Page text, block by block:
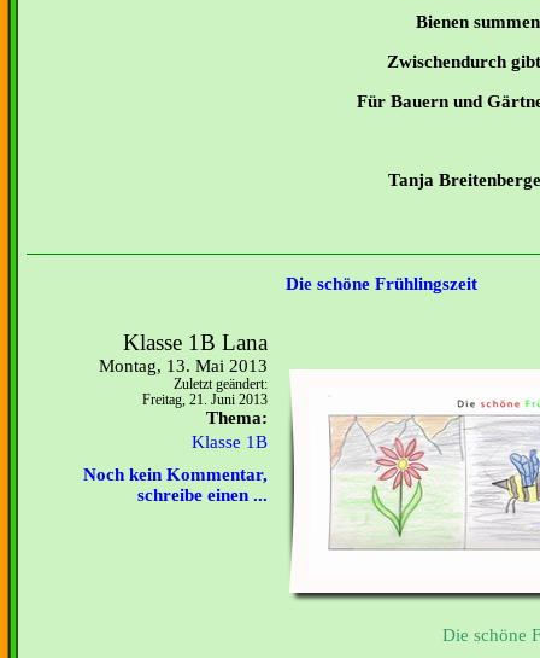
Bienen
Zwischendurch
Für Bauern und
Tanja
Die schöne Frühlingszeit
Klasse 1B Lana
Montag, 13. Mai 2013
Zuletzt geändert:
Freitag, 21. Juni 2013
Thema:
Klasse 1B
Noch kein Kommentar,
schreibe einen ...
Die schöne